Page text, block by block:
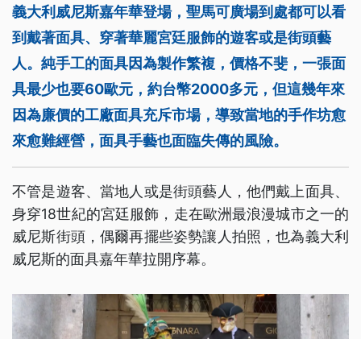
義大利威尼斯嘉年華登場，聖馬可廣場到處都可以看
到戴著面具、穿著華麗宮廷服飾的遊客或是街頭藝
人。純手工的面具因為製作繁複，價格不斐，一張面
具最少也要60歐元，約台幣2000多元，但這幾年來
因為廉價的工廠面具充斥市場，導致當地的手作坊愈
來愈難經營，面具手藝也面臨失傳的風險。
不管是遊客、當地人或是街頭藝人，他們戴上面具、
身穿18世紀的宮廷服飾，走在歐洲最浪漫城市之一的
威尼斯街頭，偶爾再擺些姿勢讓人拍照，也為義大利
威尼斯的面具嘉年華拉開序幕。